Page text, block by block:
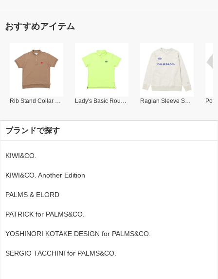
おすすめアイテム
Rib Stand Collar Polo Lady's Basic Round Collar Polo Raglan Sleeve Sweat Shirt
ブランドで探す
KIWI&CO.
KIWI&CO. Another Edition
PALMS & ELORD
PATRICK for PALMS&CO.
YOSHINORI KOTAKE DESIGN for PALMS&CO.
SERGIO TACCHINI for PALMS&CO.